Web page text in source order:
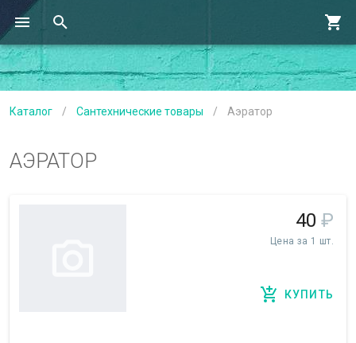
Каталог / Сантехнические товары / Аэратор
АЭРАТОР
40 ₽
Цена за 1 шт.
КУПИТЬ